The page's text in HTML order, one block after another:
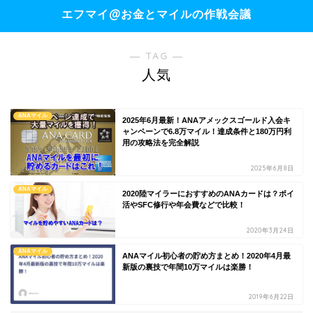
エフマイ@お金とマイルの作戦会議
― TAG ―
人気
ANAマイル
2025年6月最新！ANAアメックスゴールド入会キ
ャンペーンで6.8万マイル！達成条件と180万円利
用の攻略法を完全解説
2025年6月8日
ANAマイル
2020陸マイラーにおすすめのANAカードは？ポイ
活やSFC修行や年会費などで比較！
2020年3月24日
ANAマイル
ANAマイル初心者の貯め方まとめ！2020年4月最
新版の裏技で年間10万マイルは楽勝！
2019年6月22日